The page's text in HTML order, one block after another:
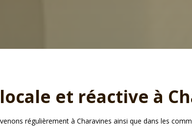
et réactive à
régulièrement à Charavines ainsi que dans les